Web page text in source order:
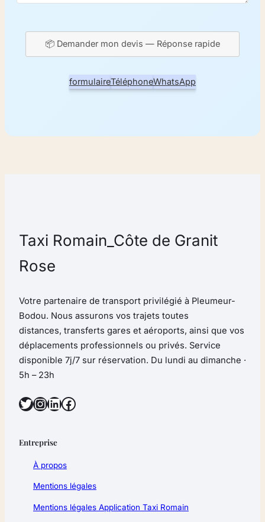
📦 Demander mon devis — Réponse rapide
formulaireTéléphoneWhatsApp
Taxi Romain_Côte de Granit
Rose
Votre partenaire de transport privilégié à Pleumeur-
Bodou. Nous assurons vos trajets toutes
distances, transferts gares et aéroports, ainsi que vos
déplacements professionnels ou privés. Service
disponible 7j/7 sur réservation. Du lundi au dimanche ·
5h – 23h
Twitter InstagramLinkedIn Facebook
Entreprise
À propos
Mentions légales
Mentions légales Application Taxi Romain